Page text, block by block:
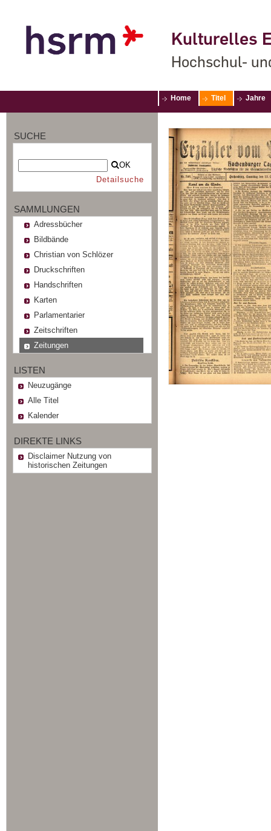
Kulturelles
Hochschul-
Home Titel Jahre
SUCHE
OK
Detailsuche
SAMMLUNGEN
Adressbücher
Bildbände
Christian von Schlözer
Druckschriften
Handschriften
Karten
Parlamentarier
Zeitschriften
Zeitungen
LISTEN
Neuzugänge
Alle Titel
Kalender
DIREKTE LINKS
Disclaimer Nutzung von
historischen Zeitungen